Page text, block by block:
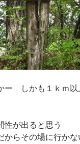
ー しかも１ｋｍ以
性が出ると思う
からその場に行か